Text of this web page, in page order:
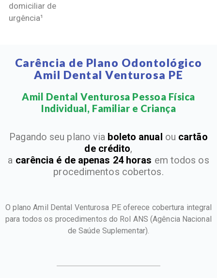
domiciliar de
urgência¹
Carência de Plano Odontológico
Amil Dental Venturosa PE
Amil Dental Venturosa Pessoa Física
Individual, Familiar e Criança​
Pagando seu plano via boleto anual ou cartão
de crédito,
a carência é de apenas 24 horas em todos os
procedimentos cobertos.
O plano Amil Dental Venturosa PE oferece cobertura integral
para todos os procedimentos do Rol ANS(Agência Nacional
de Saúde Suplementar).